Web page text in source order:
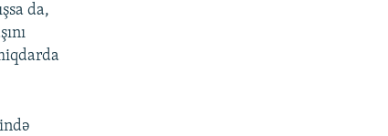
da,